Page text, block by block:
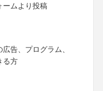
ームより投稿
告、プログラム、
る方